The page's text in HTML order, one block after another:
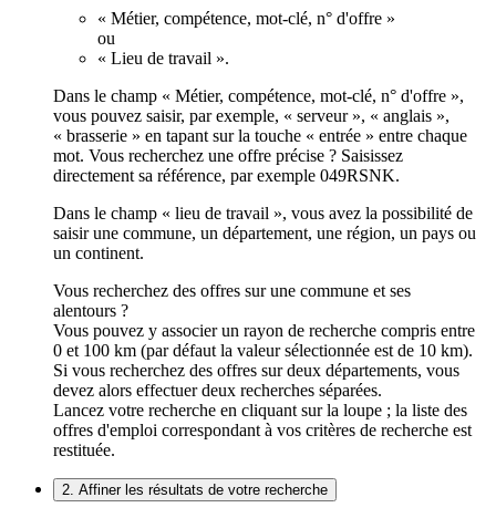
« Métier, compétence, mot-clé, n° d'offre »
ou
« Lieu de travail ».
Dans le champ « Métier, compétence, mot-clé, n° d'offre »,
vous pouvez saisir, par exemple, « serveur », « anglais »,
« brasserie » en tapant sur la touche « entrée » entre chaque
mot. Vous recherchez une offre précise ? Saisissez
directement sa référence, par exemple 049RSNK.
Dans le champ « lieu de travail », vous avez la possibilité de
saisir une commune, un département, une région, un pays ou
un continent.
Vous recherchez des offres sur une commune et ses
alentours ?
Vous pouvez y associer un rayon de recherche compris entre
0 et 100 km (par défaut la valeur sélectionnée est de 10 km).
Si vous recherchez des offres sur deux départements, vous
devez alors effectuer deux recherches séparées.
Lancez votre recherche en cliquant sur la loupe ; la liste des
offres d'emploi correspondant à vos critères de recherche est
restituée.
2. Affiner les résultats de votre recherche